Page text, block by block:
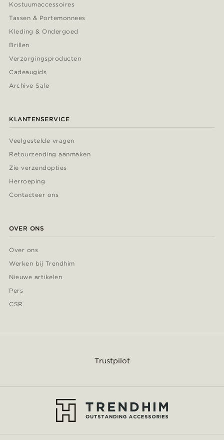
Kostuumaccessoires
Tassen & Portemonnees
Kleding & Ondergoed
Brillen
Verzorgingsproducten
Cadeaugids
Archive Sale
KLANTENSERVICE
Veelgestelde vragen
Retourzending aanmaken
Zie verzendopties
Herroeping
Contacteer ons
OVER ONS
Over ons
Werken bij Trendhim
Nieuwe artikelen
Pers
CSR
Trustpilot